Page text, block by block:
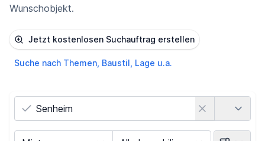
Wunschobjekt.
Jetzt kostenlosen Suchauftrag erstellen
Suche nach Themen, Baustil, Lage u.a.